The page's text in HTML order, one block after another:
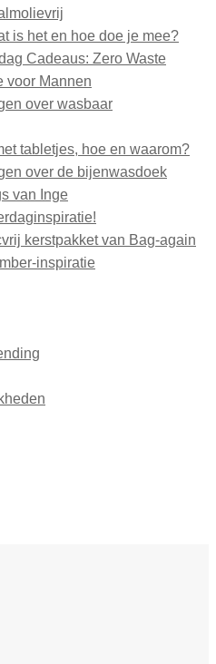
is het en hoe doe je mee?
Cadeaus: Zero Waste
voor Mannen
over wasbaar
tabletjes, hoe en waarom?
over de bijenwasdoek
van Inge
kerstpakket van Bag-again
inspiratie